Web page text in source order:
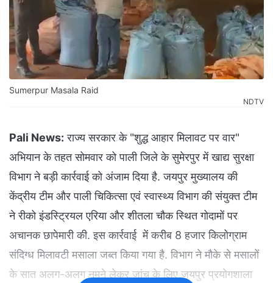
Sumerpur Masala Raid
NDTV
Pali News: राज्य सरकार के "शुद्ध आहार मिलावट पर वार"
अभियान के तहत सोमवार को पाली जिले के सुमेरपुर में खाद्य सुरक्षा
विभाग ने बड़ी कार्रवाई को अंजाम दिया है. जयपुर मुख्यालय की
केंद्रीय टीम और पाली चिकित्सा एवं स्वास्थ्य विभाग की संयुक्त टीम
ने रीको इंडस्ट्रियल एरिया और शीतला चौक स्थित गोदामों पर
अचानक छापेमारी की. इस कार्रवाई में करीब 8 हजार किलोग्राम
संदिग्ध मिलावटी मसाला जब्त किया गया है. विभाग ने मौके से मसालों
के सात अलग-अलग नमूने लेकर जांच के लिए जयपुर प्रयोगशाला